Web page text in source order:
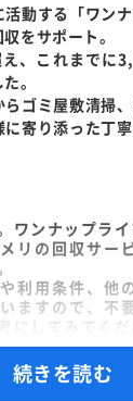
動する「ワン
をサポート。
、これまでに
。
ゴミ屋敷清掃
寄り添った丁
続きを読む
ワンナップライ
リの回収サー
利用条件、他
ますので、不
にしてみてくだ